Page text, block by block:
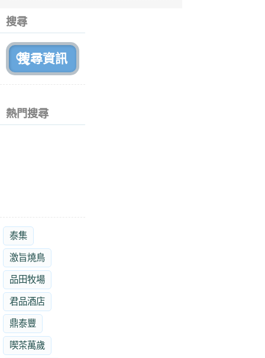
搜尋
熱門搜尋
泰集
激旨燒鳥
品田牧場
君品酒店
鼎泰豐
喫茶萬歲